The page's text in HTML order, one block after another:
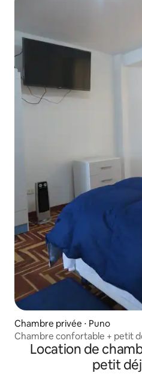
Chambre privée ⋅ Puno
Chambre confortable + petit
panoramique sur Titicaca
Location de
petit